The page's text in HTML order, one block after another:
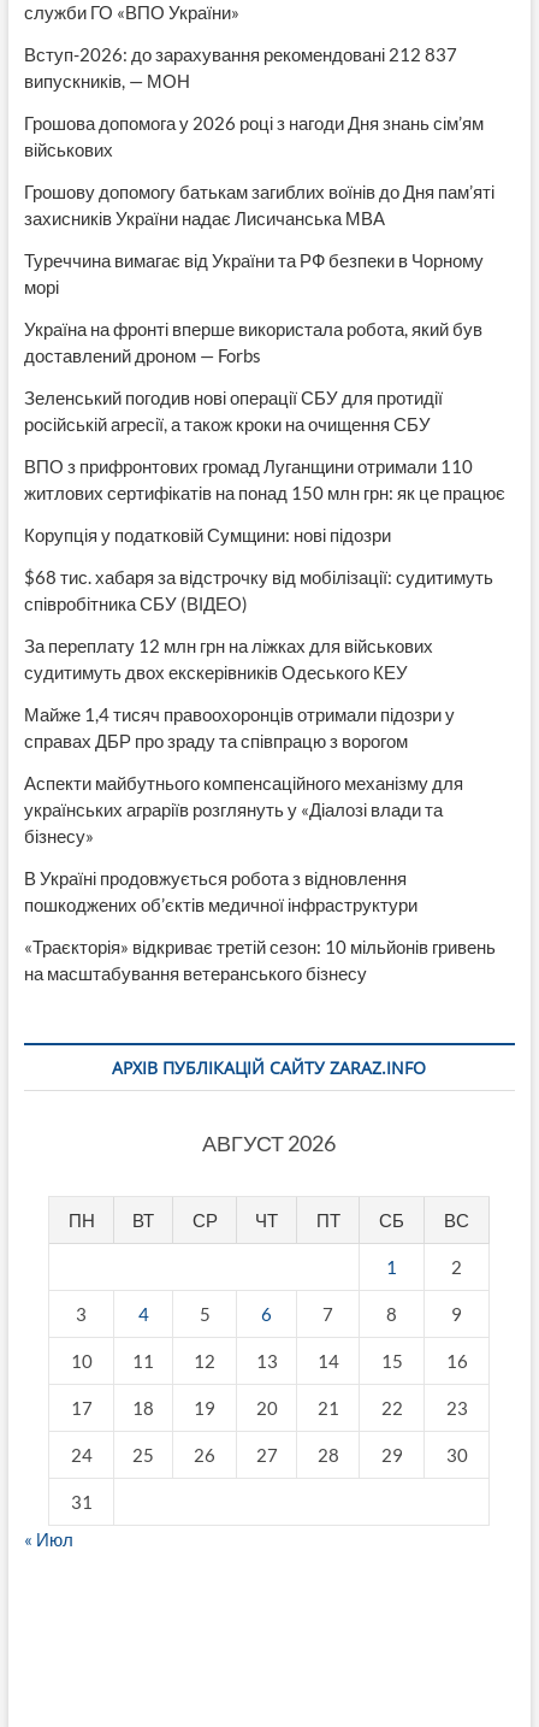
служби ГО «ВПО України»
Вступ-2026: до зарахування рекомендовані 212 837
випускників, — МОН
Грошова допомога у 2026 році з нагоди Дня знань сім’ям
військових
Грошову допомогу батькам загиблих воїнів до Дня пам’яті
захисників України надає Лисичанська МВА
Туреччина вимагає від України та РФ безпеки в Чорному
морі
Україна на фронті вперше використала робота, який був
доставлений дроном — Forbs
Зеленський погодив нові операції СБУ для протидії
російській агресії, а також кроки на очищення СБУ
ВПО з прифронтових громад Луганщини отримали 110
житлових сертифікатів на понад 150 млн грн: як це працює
Корупція у податковій Сумщини: нові підозри
$68 тис. хабаря за відстрочку від мобілізації: судитимуть
співробітника СБУ (ВІДЕО)
За переплату 12 млн грн на ліжках для військових
судитимуть двох екскерівників Одеського КЕУ
Майже 1,4 тисяч правоохоронців отримали підозри у
справах ДБР про зраду та співпрацю з ворогом
Аспекти майбутнього компенсаційного механізму для
українських аграріїв розглянуть у «Діалозі влади та
бізнесу»
В Україні продовжується робота з відновлення
пошкоджених об’єктів медичної інфраструктури
«Траєкторія» відкриває третій сезон: 10 мільйонів гривень
на масштабування ветеранського бізнесу
АРХІВ ПУБЛІКАЦІЙ САЙТУ ZARAZ.INFO
АВГУСТ 2026
ПН ВТ СР ЧТ ПТ СБ ВС
1 2
3 4 5 6 7 8 9
10 11 12 13 14 15 16
17 18 19 20 21 22 23
24 25 26 27 28 29 30
31
« Июл